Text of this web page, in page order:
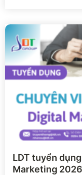
Xem chi tiết
LDT tuyển
Marketing 2026